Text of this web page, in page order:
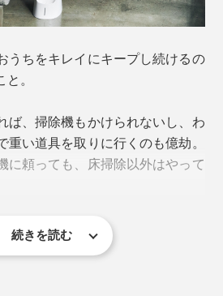
うちをキレイにキープし続けるの
。
ば、掃除機もかけられないし、わ
い道具を取りに行くのも億劫。
に頼っても、床掃除以外はやって
負わない“習慣”にするなら、生活
続きを読む